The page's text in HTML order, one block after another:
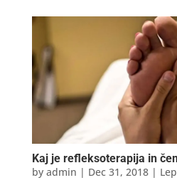
Kaj je refleksoterapija in
by admin | Dec 31, 2018|